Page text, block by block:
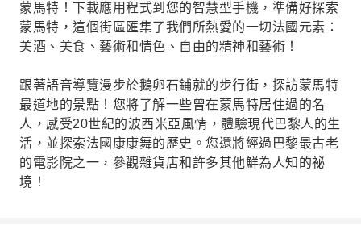
蒙馬特！下載應用程式到您的智慧型手機，準備好探索
蒙馬特，這個街區匯集了我們所熱愛的一切法國元素：
美酒、美食、藝術和情色、自由的精神和藝術！
跟著語音導覽漫步於鵝卵石鋪就的步行街，探訪蒙馬特
最道地的景點！您將了解一些曾在蒙馬特居住過的名
人，感受20世紀的波西米亞風情，體驗現代巴黎人的生
活，並探索法國康康舞的歷史。您還將經過巴黎最古老
的電影院之一，參觀雜貨店和許多其他鮮為人知的祕
境！